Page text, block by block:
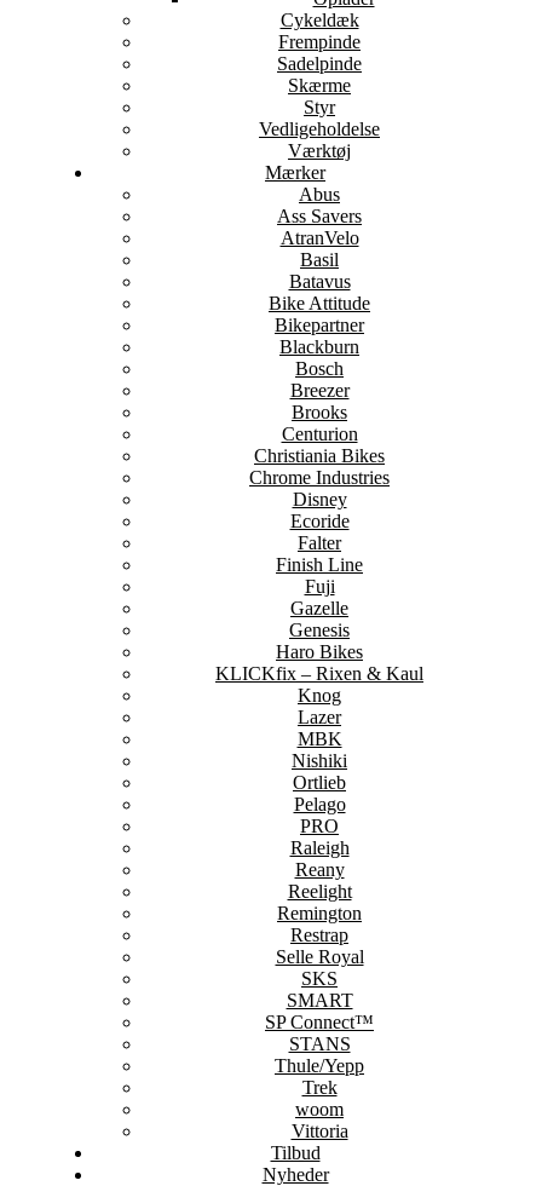
Cykeldæk
Frempinde
Sadelpinde
Skærme
Styr
Vedligeholdelse
Værktøj
Mærker
Abus
Ass Savers
AtranVelo
Basil
Batavus
Bike Attitude
Bikepartner
Blackburn
Bosch
Breezer
Brooks
Centurion
Christiania Bikes
Chrome Industries
Disney
Ecoride
Falter
Finish Line
Fuji
Gazelle
Genesis
Haro Bikes
KLICKfix – Rixen & Kaul
Knog
Lazer
MBK
Nishiki
Ortlieb
Pelago
PRO
Raleigh
Reany
Reelight
Remington
Restrap
Selle Royal
SKS
SMART
SP Connect™
STANS
Thule/Yepp
Trek
woom
Vittoria
Tilbud
Nyheder